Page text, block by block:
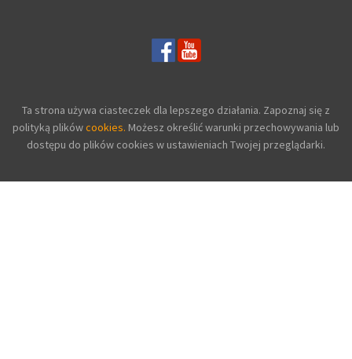
Ta strona używa ciasteczek dla lepszego działania. Zapoznaj się z
polityką plikówcookies. Możesz określić warunki przechowywania lub
dostępu do plików cookies w ustawieniach Twojej przeglądarki.